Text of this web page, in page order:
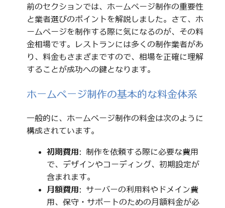
前のセクションでは、ホームページ制作の重要性
と業者選びのポイントを解説しました。さて、ホ
ームページを制作する際に気になるのが、その料
金相場です。レストランには多くの制作業者があ
り、料金もさまざまですので、相場を正確に理解
することが成功への鍵となります。
ホームページ制作の基本的な料金体系
一般的に、ホームページ制作の料金は次のように
構成されています。
初期費用: 制作を依頼する際に必要な費用
で、デザインやコーディング、初期設定が
含まれます。
月額費用: サーバーの利用料やドメイン費
用、保守・サポートのための月額料金が必